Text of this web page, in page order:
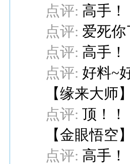
点评: 高手！
点评: 爱死你
点评: 高手！
点评: 好料~
【缘来大师】
点评: 顶！！
【金眼悟空】
点评: 高手！